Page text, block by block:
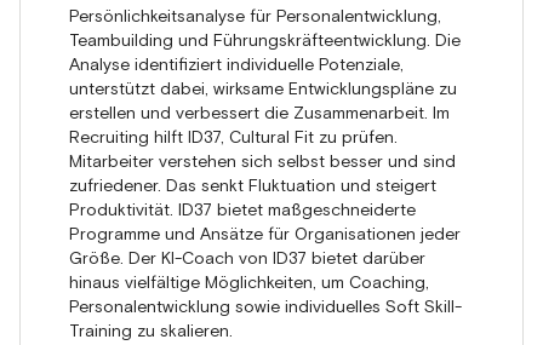
Persönlichkeitsanalyse für Personalentwicklung,
Teambuilding und Führungskräfteentwicklung. Die
Analyse identifiziert individuelle Potenziale,
unterstützt dabei, wirksame Entwicklungspläne zu
erstellen und verbessert die Zusammenarbeit. Im
Recruiting hilft ID37, Cultural Fit zu prüfen.
Mitarbeiter verstehen sich selbst besser und sind
zufriedener. Das senkt Fluktuation und steigert
Produktivität. ID37 bietet maßgeschneiderte
Programme und Ansätze für Organisationen jeder
Größe. Der KI-Coach von ID37 bietet darüber
hinaus vielfältige Möglichkeiten, um Coaching,
Personalentwicklung sowie individuelles Soft Skill-
Training zu skalieren.